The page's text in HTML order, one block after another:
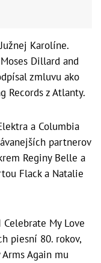
Karolíne.
Dillard and
zmluvu ako
Records z Atlanty.
a Columbia
partnerov
Reginy Belle a
Flack a Natalie
My Love
piesní 80. rokov,
Again mu